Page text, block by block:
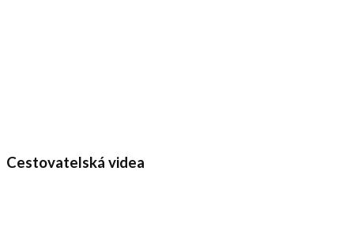
Cestovatelská videa